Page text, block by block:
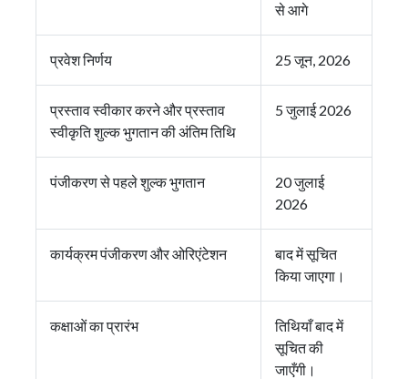
से आगे
प्रवेश निर्णय 25 जून, 2026
प्रस्ताव स्वीकार करने और प्रस्ताव
स्वीकृति शुल्क भुगतान की अंतिम तिथि
5 जुलाई 2026
पंजीकरण से पहले शुल्क भुगतान
20 जुलाई
2026
कार्यक्रम पंजीकरण और ओरिएंटेशन
बाद में सूचित
किया जाएगा।
कक्षाओं का प्रारंभ
तिथियाँ बाद में
सूचित की
जाएँगी।